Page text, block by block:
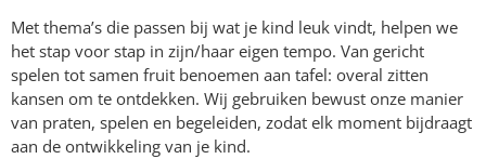
Met thema’s die passen bij wat je kind leuk vindt, helpen we
het stap voor stap in zijn/haar eigen tempo. Van gericht
spelen tot samen fruit benoemen aan tafel: overal zitten
kansen om te ontdekken. Wij gebruiken bewust onze manier
van praten, spelen en begeleiden, zodat elk moment bijdraagt
aan de ontwikkeling van je kind.